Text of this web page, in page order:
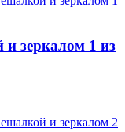
зеркалом 1 из